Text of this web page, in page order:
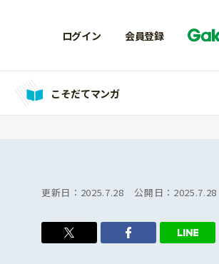
ログイン 会員登録
こそだてマンガ
更新日： 2025.7.28 公開日： 2025.7.28